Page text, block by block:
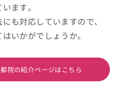
ます。
も対応していますので、
いかがでしょうか。
院の紹介ページはこちら